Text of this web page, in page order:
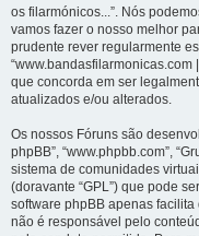
os filarmónicos...”. Nós
vamos fazer o nosso melhor
prudente rever regularmente
“www.bandasfilarmonicas.com
que concorda em ser
atualizados e/ou alterados.
Os nossos Fóruns são
phpBB”, “www.phpbb.com”,
sistema de comunidades
(doravante “GPL”) que pode
software phpBB apenas
não é responsável pelo